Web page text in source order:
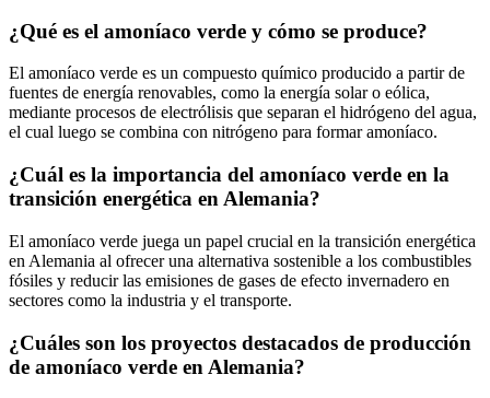
¿Qué es el amoníaco verde y cómo se produce?
El amoníaco verde es un compuesto químico producido a partir de
fuentes de energía renovables, como la energía solar o eólica,
mediante procesos de electrólisis que separan el hidrógeno del agua,
el cual luego se combina con nitrógeno para formar amoníaco.
¿Cuál es la importancia del amoníaco verde en la
transición energética en Alemania?
El amoníaco verde juega un papel crucial en la transición energética
en Alemania al ofrecer una alternativa sostenible a los combustibles
fósiles y reducir las emisiones de gases de efecto invernadero en
sectores como la industria y el transporte.
¿Cuáles son los proyectos destacados de producción
de amoníaco verde en Alemania?